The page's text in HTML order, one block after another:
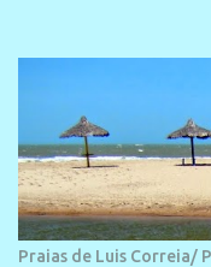
Praias de Luis Correia/